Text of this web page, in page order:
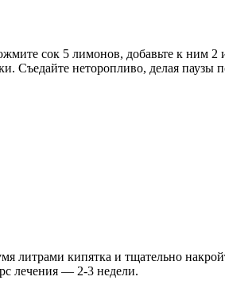
сок 5 лимонов, добавьте к ним 2
Съедайте неторопливо, делая
кипятка и тщательно
лечения — 2-3 недели.